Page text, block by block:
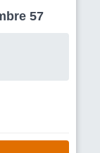
Tucuman Hombre 57